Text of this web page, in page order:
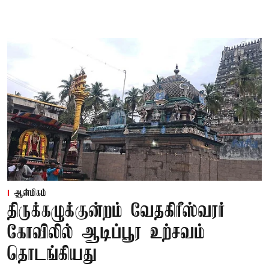
ஆன்மிகம்
திருக்கழுக்குன்றம் வேதகிரீஸ்வரர்
கோவிலில் ஆடிப்பூர உற்சவம்
தொடங்கியது